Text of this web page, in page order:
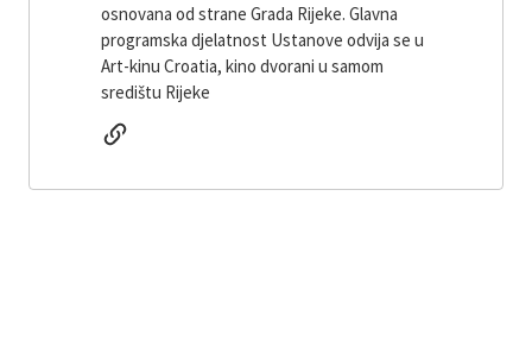
osnovana od strane Grada Rijeke. Glavna
programska djelatnost Ustanove odvija se u
Art-kinu Croatia, kino dvorani u samom
središtu Rijeke